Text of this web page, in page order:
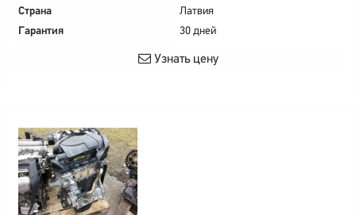
Страна
Латвия
Гарантия
30 дней
Узнать цену